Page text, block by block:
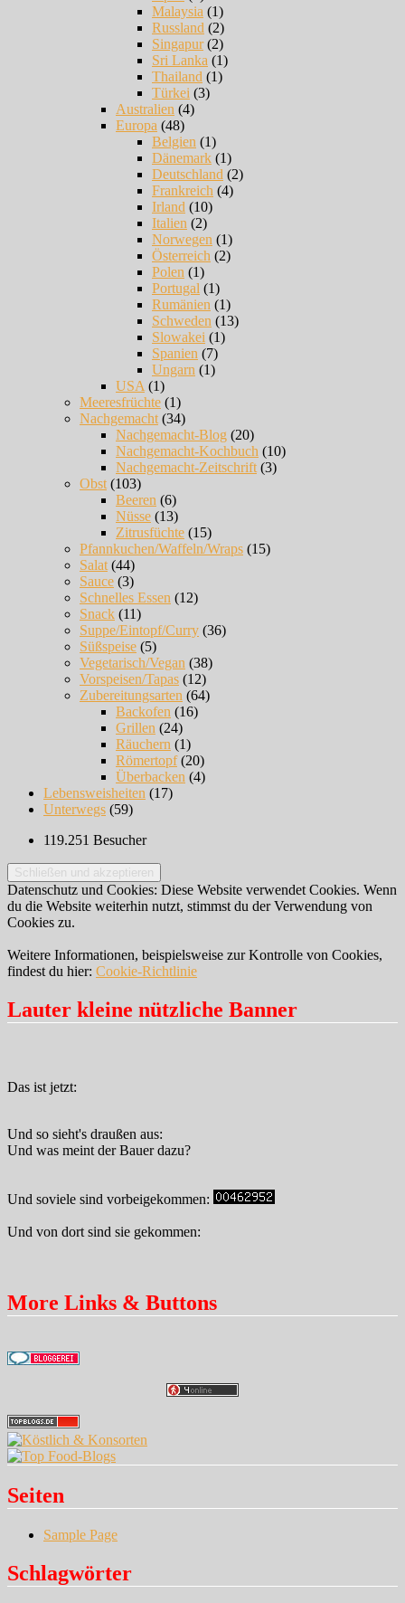
Malaysia (1)
Russland (2)
Singapur(2)
Sri Lanka (1)
Thailand (1)
Türkei (3)
Australien (4)
Europa (48)
Belgien (1)
Dänemark (1)
Deutschland (2)
Frankreich (4)
Irland (10)
Italien (2)
Norwegen (1)
Österreich (2)
Polen (1)
Portugal (1)
Rumänien (1)
Schweden (13)
Slowakei (1)
Spanien (7)
Ungarn (1)
USA(1)
Meeresfrüchte (1)
Nachgemacht(34)
Nachgemacht-Blog (20)
Nachgemacht-Kochbuch (10)
Nachgemacht-Zeitschrift(3)
Obst(103)
Beeren (6)
Nüsse (13)
Zitrusfüchte (15)
Pfannkuchen/Waffeln/Wraps (15)
Salat(44)
Sauce (3)
Schnelles Essen (12)
Snack (11)
Suppe/Eintopf/Curry (36)
Süßspeise (5)
Vegetarisch/Vegan (38)
Vorspeisen/Tapas (12)
Zubereitungsarten (64)
Backofen (16)
Grillen (24)
Räuchern (1)
Römertopf(20)
Überbacken (4)
Lebensweisheiten (17)
Unterwegs (59)
119.251 Besucher
Datenschutz und Cookies: Diese Website verwendet Cookies. Wenn
du die Website weiterhin nutzt, stimmst du der Verwendung von
Cookies zu.
Weitere Informationen, beispielsweise zur Kontrolle von Cookies,
findest du hier: Cookie-Richtlinie
Lauter kleine nützliche Banner
Das ist jetzt:
Und so sieht's draußen aus:
Und was meint der Bauer dazu?
Und soviele sind vorbeigekommen:
Und von dort sind sie gekommen:
More Links & Buttons
Seiten
Sample Page
Schlagwörter